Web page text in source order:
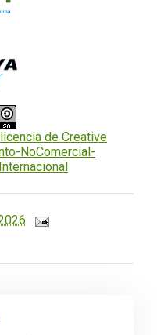
licencia de Creative
NoComercial-